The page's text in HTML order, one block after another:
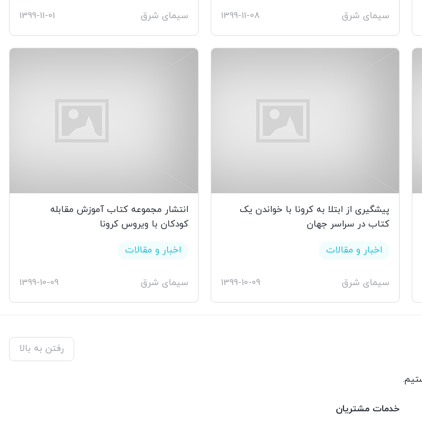
سیمای شرق 1399-11-08 سیمای شرق 1399-11-01
پیشگیری از ابتلا به کرونا با خواندن یک
کتاب در سراسر جهان
اخبار و مقالات
سیمای شرق 1399-10-09
انتشار مجموعه کتاب آموزش مقابله‌
کودکان با ویروس کرونا
اخبار و مقالات
سیمای شرق 1399-10-09
رفتن به بالا
خدمات مشتریان